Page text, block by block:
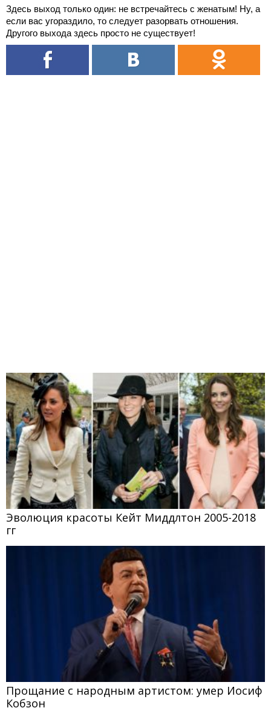
Здесь выход только один: не встречайтесь с женатым! Ну, а
если вас угораздило, то следует разорвать отношения.
Другого выхода здесь просто не существует!
Эволюция красоты Кейт Миддлтон 2005-2018
гг
Прощание с народным артистом: умер Иосиф
Кобзон